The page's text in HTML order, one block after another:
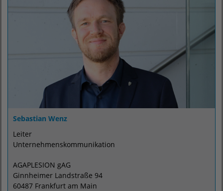
Sebastian Wenz
Leiter
Unternehmenskommunikation
AGAPLESION gAG
Ginnheimer Landstraße 94
60487 Frankfurt am Main